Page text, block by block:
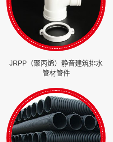
JRPP（聚丙烯）静音建筑排水
管材管件